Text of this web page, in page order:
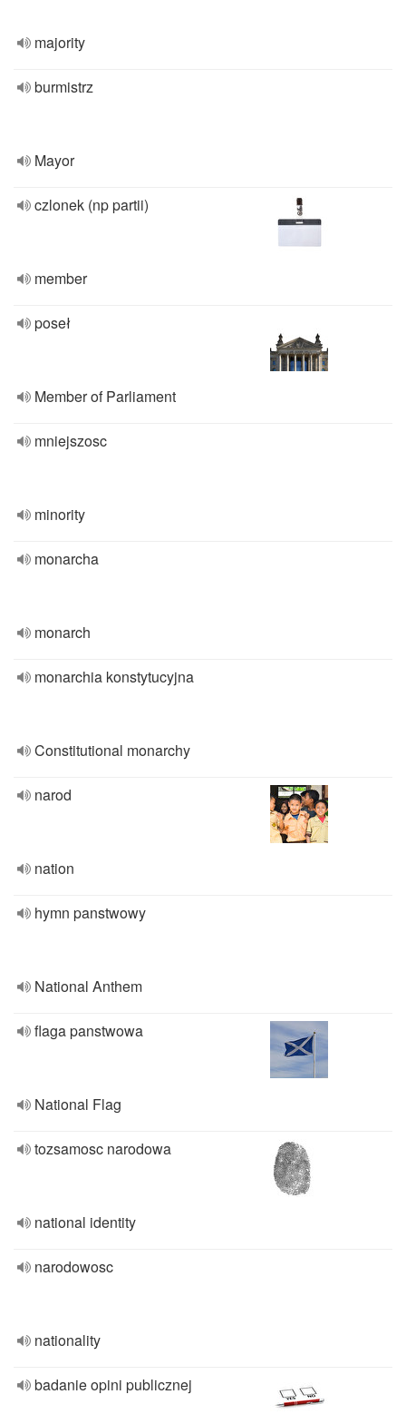
majority
burmistrz
Mayor
czlonek (np partii)
member
poseł
Member of Parliament
mniejszosc
minority
monarcha
monarch
monarchia konstytucyjna
Constitutional monarchy
narod
nation
hymn panstwowy
National Anthem
flaga panstwowa
National Flag
tozsamosc narodowa
national identity
narodowosc
nationality
badanie opini publicznej